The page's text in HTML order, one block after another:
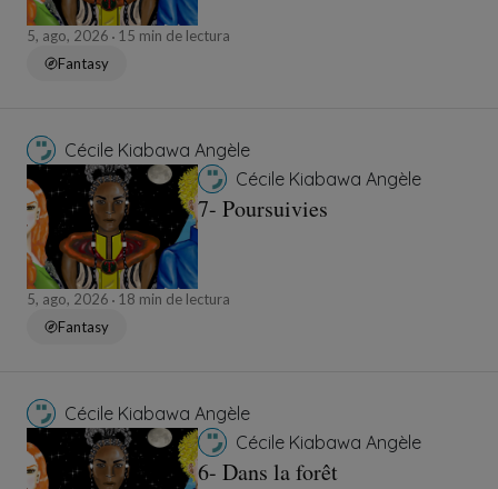
5, ago, 2026
15 min de lectura
Fantasy
Cécile Kiabawa Angèle
Cécile Kiabawa Angèle
7- Poursuivies
5, ago, 2026
18 min de lectura
Fantasy
Cécile Kiabawa Angèle
Cécile Kiabawa Angèle
6- Dans la forêt